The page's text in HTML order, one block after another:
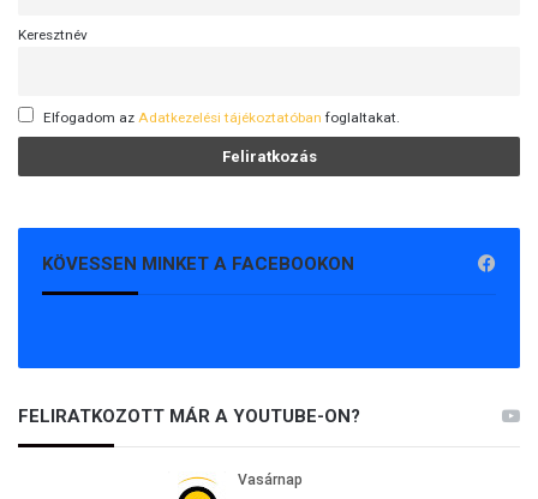
Keresztnév
Elfogadom az Adatkezelési tájékoztatóban foglaltakat.
KÖVESSEN MINKET A FACEBOOKON
FELIRATKOZOTT MÁR A YOUTUBE-ON?